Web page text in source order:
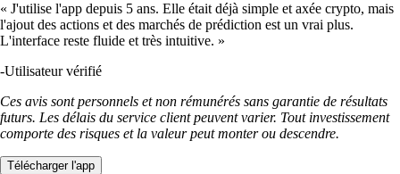
« J'utilise l'app depuis 5 ans. Elle était déjà simple et axée crypto, mais
l'ajout des actions et des marchés de prédiction est un vrai plus.
L'interface reste fluide et très intuitive. »
-Utilisateur vérifié
Ces avis sont personnels et non rémunérés sans garantie de résultats
futurs. Les délais du service client peuvent varier. Tout investissement
comporte des risques et la valeur peut monter ou descendre.
Télécharger l'app